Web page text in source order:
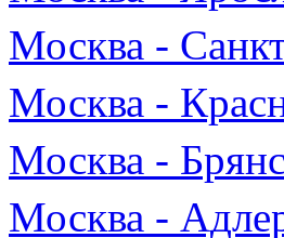
Москва -
Москва -
Москва -
Москва -